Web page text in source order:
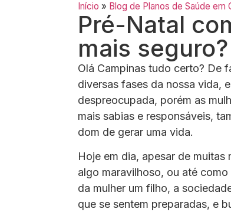
Início » Blog de Planos de Saúde em
Pré-Natal
mais seguro?
Olá Campinas tudo certo? De
diversas fases da nossa vida,
despreocupada, porém as
mais sabias e responsáveis,
dom de gerar uma vida.
Hoje em dia, apesar de
algo maravilhoso, ou até
da mulher um filho, a
que se sentem preparadas, e